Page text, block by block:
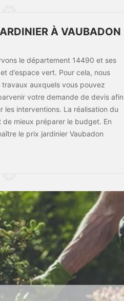
À VAUBADON
le département 14490 et ses
d’espace vert. Pour cela, nous
auxquels vous pouvez
votre demande de devis afin
les interventions. La réalisation du
mieux préparer le budget. En
le prix jardinier Vaubadon